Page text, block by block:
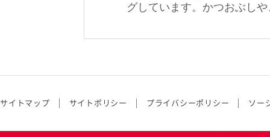
グしています。かつおぶし
サイトマップ サイトポリシー プライバシーポリシー ソー